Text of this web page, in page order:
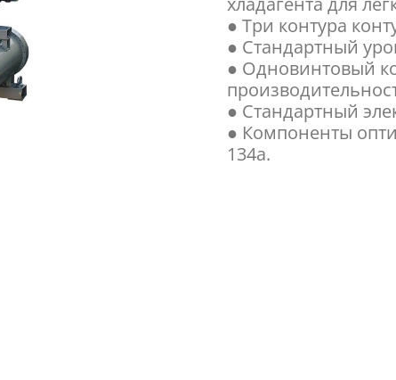
● Три контура
● Стандартный
● Одновинтовый
● Стандартный
● Компоненты
134a.